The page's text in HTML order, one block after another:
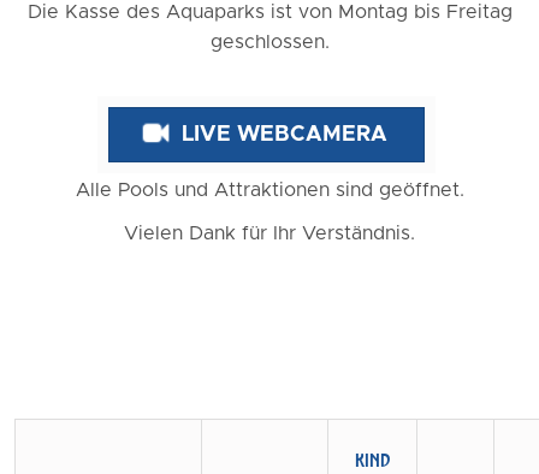
Die Kasse des Aquaparks ist von Montag bis Freitag
geschlossen.
LIVE WEBCAMERA
Alle Pools und Attraktionen sind geöffnet.
Vielen Dank für Ihr Verständnis.
KIND